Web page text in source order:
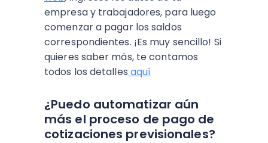
empresa y trabajadores, para luego
comenzar a pagar los saldos
correspondientes. ¡Es muy sencillo! Si
quieres saber más, te contamos
todos los detalles aquí
¿Puedo automatizar aún
más el proceso de pago de
cotizaciones previsionales?